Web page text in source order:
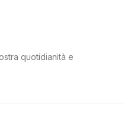
quotidianità e